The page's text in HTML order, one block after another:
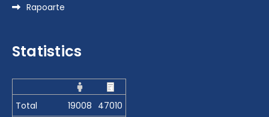
Rapoarte
Statistics
Total 19008 47010